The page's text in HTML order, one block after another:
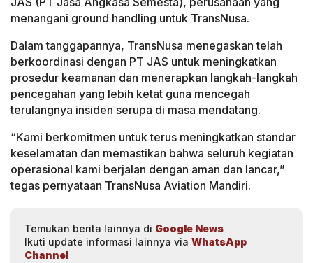
menangani ground handling untuk TransNusa.
Dalam tanggapannya, TransNusa menegaskan telah
berkoordinasi dengan PT JAS untuk meningkatkan
prosedur keamanan dan menerapkan langkah-langkah
pencegahan yang lebih ketat guna mencegah
terulangnya insiden serupa di masa mendatang.
“Kami berkomitmen untuk terus meningkatkan standar
keselamatan dan memastikan bahwa seluruh kegiatan
operasional kami berjalan dengan aman dan lancar,”
tegas pernyataan TransNusa Aviation Mandiri.
Temukan berita lainnya di Google News
Ikuti update informasi lainnya via WhatsApp
Channel